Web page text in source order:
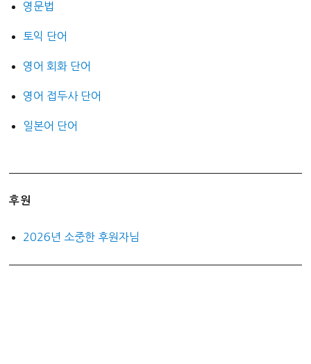
영문법
토익 단어
영어 회화 단어
영어 접두사 단어
일본어 단어
후원
2026년 소중한 후원자님